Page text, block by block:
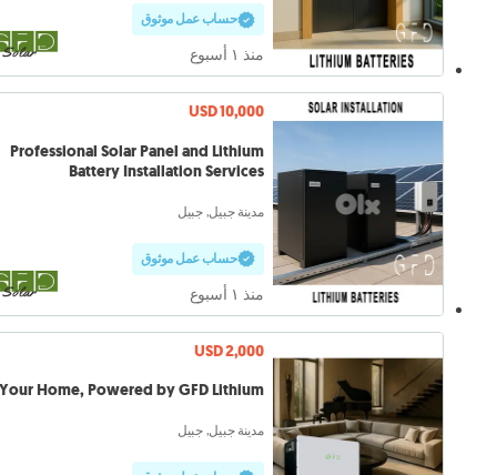
حساب عمل موثوق
منذ ١ أسبوع
USD 10,000
Professional Solar Panel and Lithium
Battery Installation Services
مدينة جبيل, جبيل
حساب عمل موثوق
منذ ١ أسبوع
USD 2,000
Home, Powered by GFD Lithium
مدينة جبيل, جبيل